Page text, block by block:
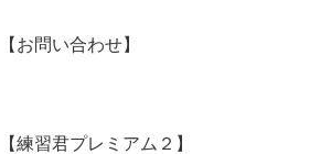
【お問い合わせ】
【練習君プレミアム２】